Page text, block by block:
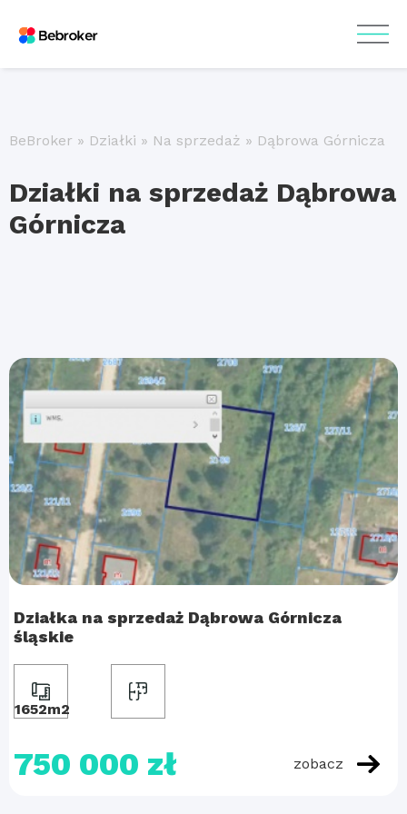
BeBroker » Działki » Na sprzedaż » Dąbrowa Górnicza
Działki na sprzedaż Dąbrowa
Górnicza
Działka na sprzedaż Dąbrowa Górnicza
śląskie
1652m2
750 000 zł zobacz